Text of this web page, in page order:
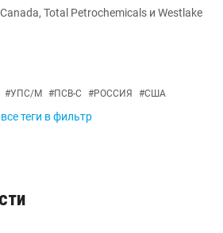
Total Petrochemicals и Westlake
#УПС/М #ПСВ-С #РОССИЯ #США
теги в фильтр